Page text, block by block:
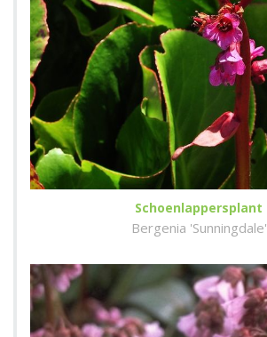
Schoenlappersplant
Bergenia 'Sunningdale'